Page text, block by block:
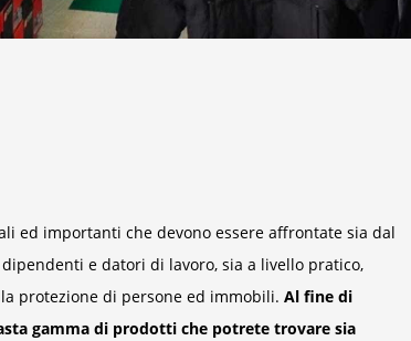
ed importanti che devono essere affrontate sia dal
e datori di lavoro, sia a livello pratico,
protezione di persone ed immobili. Al fine di
gamma di prodotti che potrete trovare sia